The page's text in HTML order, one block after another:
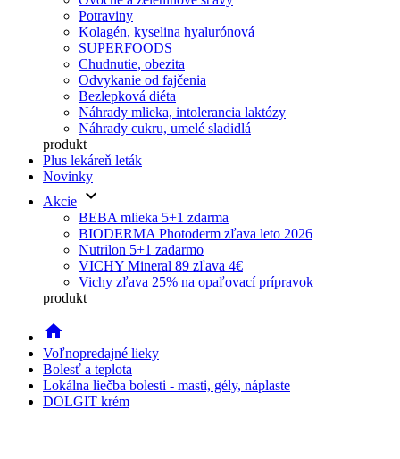
Potraviny
Kolagén, kyselina hyalurónová
SUPERFOODS
Chudnutie, obezita
Odvykanie od fajčenia
Bezlepková diéta
Náhrady mlieka, intolerancia laktózy
Náhrady cukru, umelé sladidlá
produkt
Plus lekáreň leták
Novinky
Akcie keyboard_arrow_down
BEBA mlieka 5+1 zdarma
BIODERMA Photoderm zľava leto 2026
Nutrilon 5+1 zadarmo
VICHY Mineral 89 zľava 4€
Vichy zľava 25% na opaľovací prípravok
produkt
home
Voľnopredajné lieky
Bolesť a teplota
Lokálna liečba bolesti - masti, gély, náplaste
DOLGIT krém